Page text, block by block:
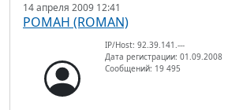
14 апреля 2009 12:41
РОМАН (ROMAN)
IP/Host: 92.39.141.---
Дата регистрации: 01.09.2008
Сообщений: 19 495